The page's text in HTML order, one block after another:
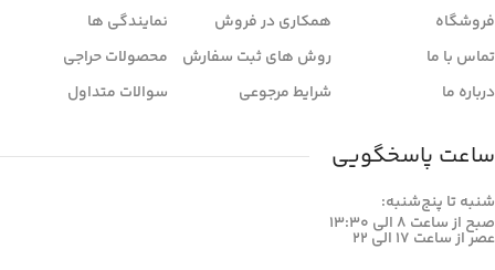
فروشگاه
تماس با ما
درباره ما
همکاری در فروش
روش های ثبت سفارش
شرایط مرجوعی
نمایندگی ها
محصولات حراجی
سوالات متداول
ساعت پاسخگویی
شنبه تا پنج‌شنبه:
صبح از ساعت 8 الی 13:30
عصر از ساعت 17 الی 22